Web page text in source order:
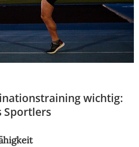
wichtig:
Sportlers